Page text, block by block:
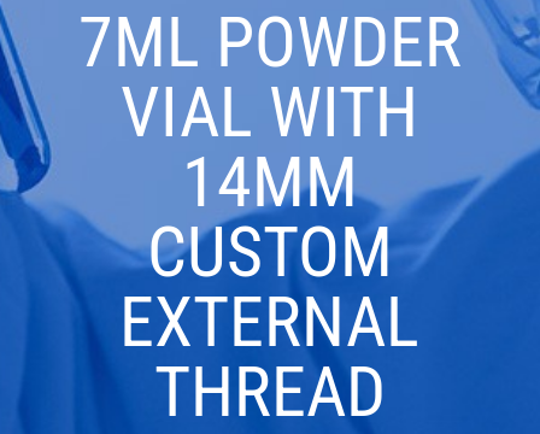
7ML POWDER
VIAL WITH
14MM
CUSTOM
EXTERNAL
THREAD